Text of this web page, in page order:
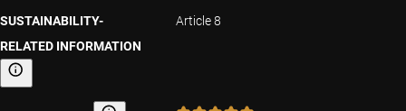
SUSTAINABILITY-
RELATED INFORMATION
Sustainability-related information
Article 8